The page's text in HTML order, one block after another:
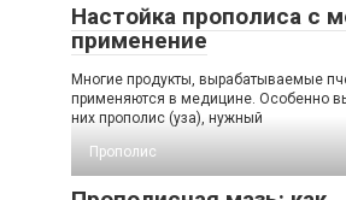
Настойка прополиса с
применение
Многие продукты, вырабатываемые
применяются в медицине. Особенно
них прополис (уза), нужный
Прополис